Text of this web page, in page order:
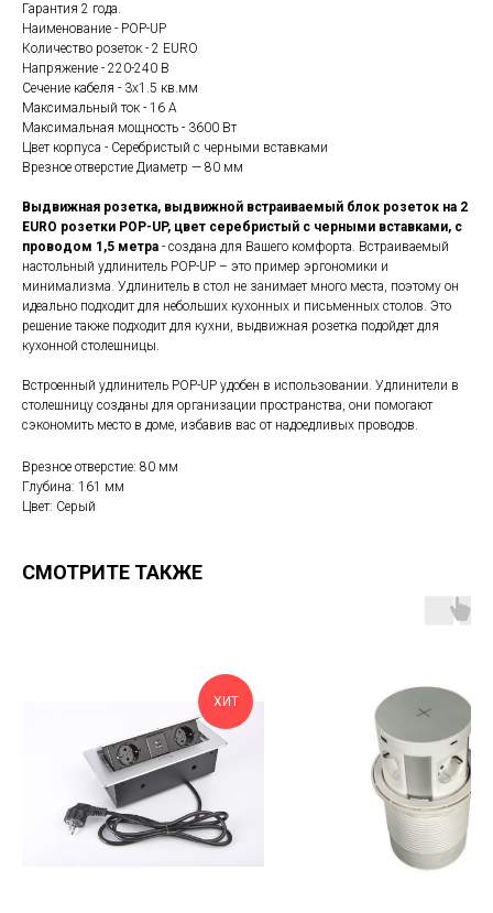
Гарантия 2 года.
Наименование - POP-UP
Количество розеток - 2 EURO
Напряжение - 220-240 В
Сечение кабеля - 3х1.5 кв.мм
Максимальный ток - 16 А
Максимальная мощность - 3600 Вт
Цвет корпуса - Серебристый с черными вставками
Врезное отверстие Диаметр — 80 мм
Выдвижная розетка, выдвижной встраиваемый блок розеток на 2
EURO розетки POP-UP, цвет серебристый с черными вставками, с
проводом 1,5 метра - создана для Вашего комфорта. Встраиваемый
настольный удлинитель POP-UP – это пример эргономики и
минимализма. Удлинитель в стол не занимает много места, поэтому он
идеально подходит для небольших кухонных и письменных столов. Это
решение также подходит для кухни, выдвижная розетка подойдет для
кухонной столешницы.
Встроенный удлинитель POP-UP удобен в использовании. Удлинители в
столешницу созданы для организации пространства, они помогают
сэкономить место в доме, избавив вас от надоедливых проводов.
Врезное отверстие: 80 мм
Глубина: 161 мм
Цвет: Серый
СМОТРИТЕ ТАКЖЕ
ХИТ